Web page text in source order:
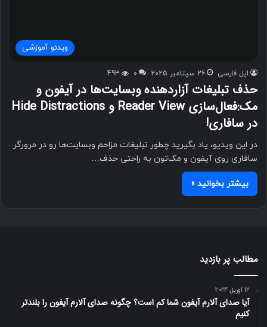
ویدئو آموزشی
اپل فارسی 26 سپتامبر 2025 0
493
حذف تبلیغات آزاردهنده وبسایت‌ها در آیفون و
مک:فعال‌سازی Reader View و Hide Distractions
در سافاری!
در این ویدیو، یاد بگیرید چطور تبلیغات مزاحم وبسایت‌ها رو در مرورگر
سافاری روی آیفون و مک‌تون به راحتی حذف…
بیشتر بخوانید »
مطالب پر بازدید
12 آوریل 2024
آیا صدای آلارم آیفون شما کم است؟ چگونه صدای آلارم آیفون را بلندتر
کنیم